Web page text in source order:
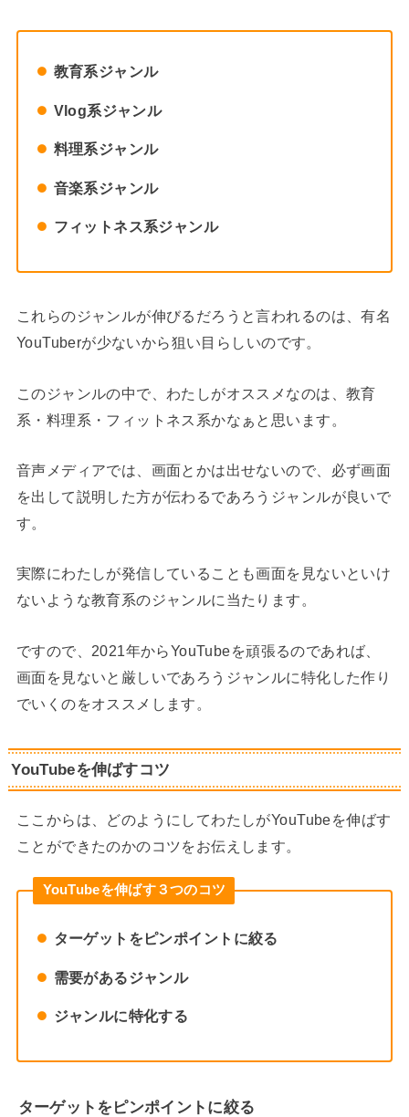
教育系ジャンル
Vlog系ジャンル
料理系ジャンル
音楽系ジャンル
フィットネス系ジャンル
これらのジャンルが伸びるだろうと言われるのは、有名
YouTuberが少ないから狙い目らしいのです。
このジャンルの中で、わたしがオススメなのは、教育
系・料理系・フィットネス系かなぁと思います。
音声メディアでは、画面とかは出せないので、必ず画面
を出して説明した方が伝わるであろうジャンルが良いで
す。
実際にわたしが発信していることも画面を見ないといけ
ないような教育系のジャンルに当たります。
ですので、2021年からYouTubeを頑張るのであれば、
画面を見ないと厳しいであろうジャンルに特化した作り
でいくのをオススメします。
YouTubeを伸ばすコツ
ここからは、どのようにしてわたしがYouTubeを伸ばす
ことができたのかのコツをお伝えします。
YouTubeを伸ばす３つのコツ
ターゲットをピンポイントに絞る
需要があるジャンル
ジャンルに特化する
ターゲットをピンポイントに絞る